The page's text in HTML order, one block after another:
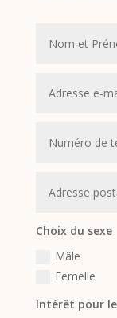
Choix du sexe
Mâle
Femelle
Intérêt pour